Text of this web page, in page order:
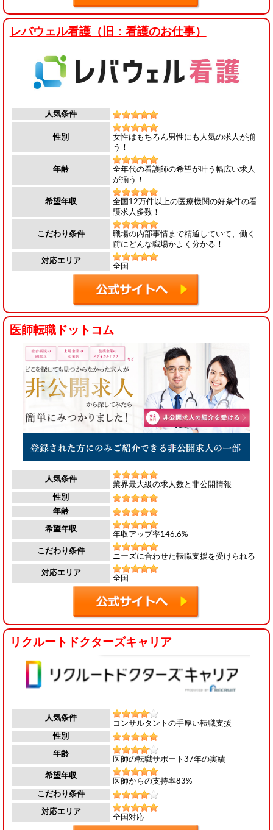
レバウェル看護（旧：看護のお仕事）
人気条件
性別
女性はもちろん男性にも人気の求人が揃
う！
年齢
全年代の看護師の希望が叶う幅広い求人
が揃う！
希望年収
全国12万件以上の医療機関の好条件の看
護求人多数！
こだわり条件
職場の内部事情まで精通していて、働く
前にどんな職場かよく分かる！
対応エリア
全国
医師転職ドットコム
人気条件
業界最大級の求人数と非公開情報
性別
年齢
希望年収
年収アップ率146.6%
こだわり条件
ニーズに合わせた転職支援を受けられる
対応エリア
全国
リクルートドクターズキャリア
人気条件
コンサルタントの手厚い転職支援
性別
年齢
医師の転職サポート37年の実績
希望年収
医師からの支持率83%
こだわり条件
対応エリア
全国対応